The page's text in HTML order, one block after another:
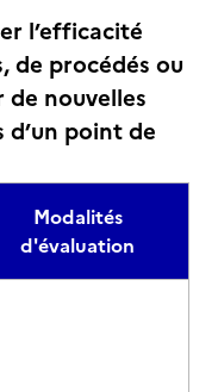
l’efficacité
de procédés ou
nouvelles
point de
Modalités
d'évaluation